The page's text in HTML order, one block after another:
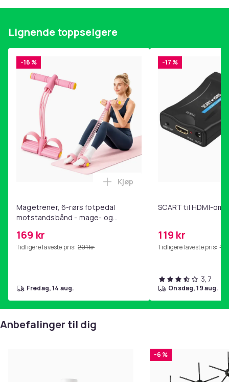
Lignende toppselgere
-16 %
Magetrener, 6-rørs fotpedal
motstandsbånd - mage- og
hjemmegymnastikk Pink
169 kr
Tidligere laveste pris: 201 kr
Legg Magetrener, 6-rørs
Kjøp
fredag, 14 aug.
-17 %
SCART til HDMI-
119 kr
Tidligere laveste pris:
3,7
onsdag, 19 aug.
Anbefalinger til dig
-6 %